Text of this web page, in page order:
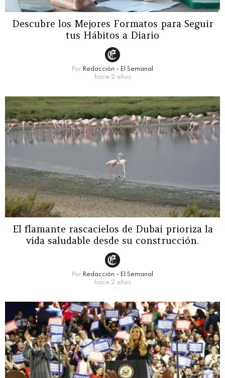
Descubre los Mejores Formatos para Seguir
tus Hábitos a Diario
Por Redacción - El Semanal
hace 2 años
El flamante rascacielos de Dubai prioriza la
vida saludable desde su construcción.
Por Redacción - El Semanal
hace 2 años